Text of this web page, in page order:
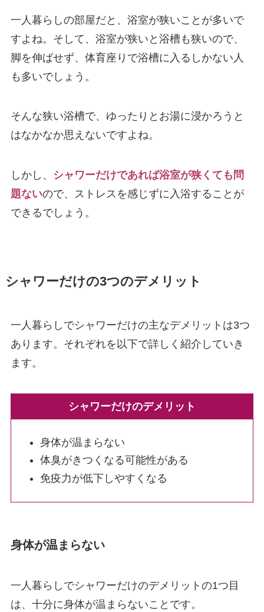
一人暮らしの部屋だと、浴室が狭いことが多いで
すよね。そして、浴室が狭いと浴槽も狭いので、
脚を伸ばせず、体育座りで浴槽に入るしかない人
も多いでしょう。
そんな狭い浴槽で、ゆったりとお湯に浸かろうと
はなかなか思えないですよね。
しかし、
シャワーだけであれば浴室が狭くても問
題ないので、ストレスを感じずに入浴することが
できるでしょう。
シャワーだけの3つのデメリット
一人暮らしでシャワーだけの主なデメリットは3つ
あります。それぞれを以下で詳しく紹介していき
ます。
シャワーだけのデメリット
身体が温まらない
体臭がきつくなる可能性がある
免疫力が低下しやすくなる
身体が温まらない
一人暮らしでシャワーだけのデメリットの1つ目
は、十分に身体が温まらないことです。